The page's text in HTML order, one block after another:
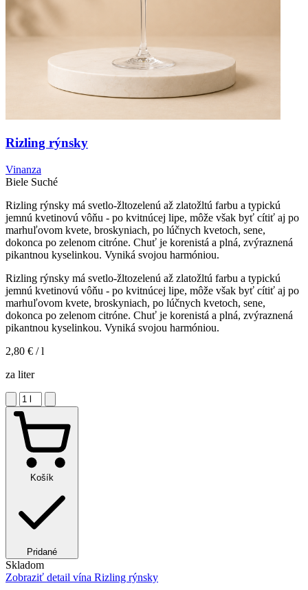
Rizling rýnsky
Vinanza
Biele Suché
Rizling rýnsky má svetlo-žltozelenú až zlatožltú farbu a typickú
jemnú kvetinovú vôňu - po kvitnúcej lipe, môže však byť cítiť aj po
marhuľovom kvete, broskyniach, po lúčnych kvetoch, sene,
dokonca po zelenom citróne. Chuť je korenistá a plná, zvýraznená
pikantnou kyselinkou. Vyniká svojou harmóniou.
Rizling rýnsky má svetlo-žltozelenú až zlatožltú farbu a typickú
jemnú kvetinovú vôňu - po kvitnúcej lipe, môže však byť cítiť aj po
marhuľovom kvete, broskyniach, po lúčnych kvetoch, sene,
dokonca po zelenom citróne. Chuť je korenistá a plná, zvýraznená
pikantnou kyselinkou. Vyniká svojou harmóniou.
2,80 € / l
za liter
Košík
Pridané
Skladom
Zobraziť detail vína Rizling rýnsky